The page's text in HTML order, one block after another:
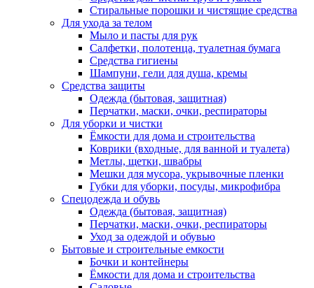
Стиральные порошки и чистящие средства
Для ухода за телом
Мыло и пасты для рук
Салфетки, полотенца, туалетная бумага
Средства гигиены
Шампуни, гели для душа, кремы
Средства защиты
Одежда (бытовая, защитная)
Перчатки, маски, очки, респираторы
Для уборки и чистки
Ёмкости для дома и строительства
Коврики (входные, для ванной и туалета)
Метлы, щетки, швабры
Мешки для мусора, укрывочные пленки
Губки для уборки, посуды, микрофибра
Спецодежда и обувь
Одежда (бытовая, защитная)
Перчатки, маски, очки, респираторы
Уход за одеждой и обувью
Бытовые и строительные емкости
Бочки и контейнеры
Ёмкости для дома и строительства